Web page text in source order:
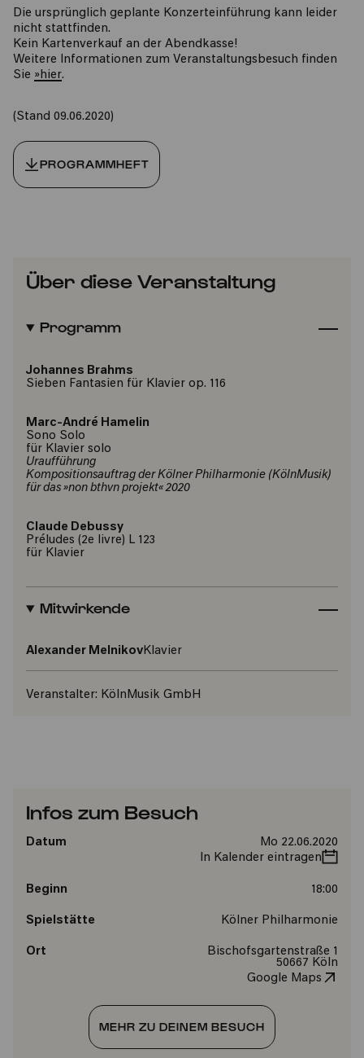
Die ursprünglich geplante Konzerteinführung kann leider
nicht stattfinden.
Kein Kartenverkauf an der Abendkasse!
Weitere Informationen zum Veranstaltungsbesuch finden
Sie »hier.
(Stand 09.06.2020)
PROGRAMMHEFT
Über diese Veranstaltung
Programm
Johannes Brahms
Sieben Fantasien für Klavier op. 116
Marc-André Hamelin
Sono Solo
für Klavier solo
Uraufführung
Kompositionsauftrag der Kölner Philharmonie (KölnMusik)
für das »non bthvn projekt« 2020
Claude Debussy
Préludes (2e livre) L 123
für Klavier
Mitwirkende
Alexander MelnikovKlavier
Veranstalter: KölnMusik GmbH
Infos zum Besuch
Datum
Mo 22.06.2020
In Kalender eintragen
Beginn 18:00
Spielstätte Kölner Philharmonie
Ort
Bischofsgartenstraße 1
50667 Köln
Google Maps
MEHR ZU DEINEM BESUCH